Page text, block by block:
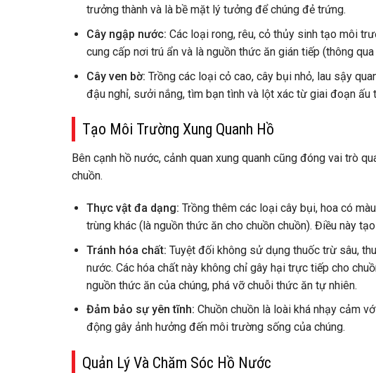
trưởng thành và là bề mặt lý tưởng để chúng đẻ trứng.
Cây ngập nước: Các loại rong, rêu, cỏ thủy sinh tạo môi
cung cấp nơi trú ẩn và là nguồn thức ăn gián tiếp (thông
Cây ven bờ: Trồng các loại cỏ cao, cây bụi nhỏ, lau sậy
đậu nghỉ, sưởi nắng, tìm bạn tình và lột xác từ giai đoạn ấu
Tạo Môi Trường Xung Quanh Hồ
Bên cạnh hồ nước, cảnh quan xung quanh cũng đóng vai trò
chuồn.
Thực vật đa dạng: Trồng thêm các loại cây bụi, hoa có
trùng khác (là nguồn thức ăn cho chuồn chuồn). Điều này
Tránh hóa chất: Tuyệt đối không sử dụng thuốc trừ sâu,
nước. Các hóa chất này không chỉ gây hại trực tiếp cho
nguồn thức ăn của chúng, phá vỡ chuỗi thức ăn tự nhiên.
Đảm bảo sự yên tĩnh: Chuồn chuồn là loài khá nhạy cảm
động gây ảnh hưởng đến môi trường sống của chúng.
Quản Lý Và Chăm Sóc Hồ Nước